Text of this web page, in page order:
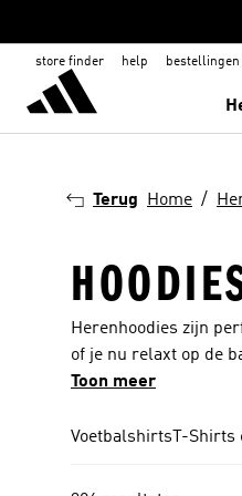
store finder help
Terug Home
Herenhoodies zijn
of je nu relaxt op de
indruk. De
gardedesign. De
zeer functionele
Toon meer
Voetbalshirts T-Shirts